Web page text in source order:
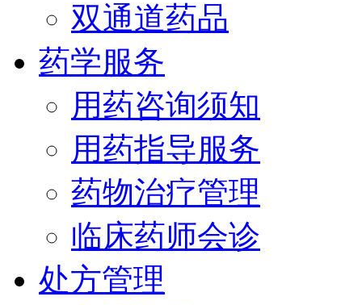
双通道药品
药学服务
用药咨询须知
用药指导服务
药物治疗管理
临床药师会诊
处方管理